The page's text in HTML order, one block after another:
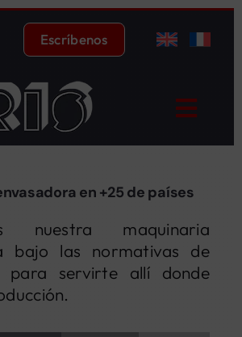
Escríbenos
en +25 de países
nuestra maquinaria
bajo las normativas de
para servirte allí donde